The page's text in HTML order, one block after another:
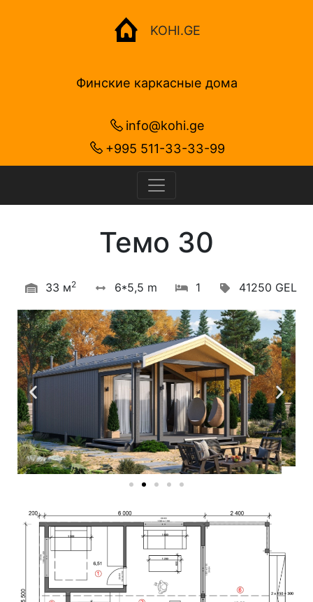
KOHI.GE
Финские каркасные дома
info@kohi.ge
+995 511-33-33-99
Темо 30
33 м2 6*5,5 m 1 41250 GEL